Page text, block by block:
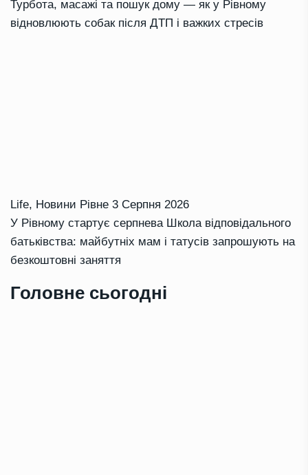
Турбота, масажі та пошук дому — як у Рівному
відновлюють собак після ДТП і важких стресів
Life, Новини Рівне 3 Серпня 2026
У Рівному стартує серпнева Школа відповідального
батьківства: майбутніх мам і татусів запрошують на
безкоштовні заняття
Головне сьогодні